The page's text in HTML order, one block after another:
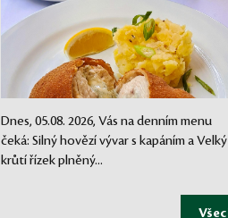
Dnes, 05.08. 2026, Vás na denním menu
čeká: Silný hovězí vývar s kapáním a Velký
krůtí řízek plněný...